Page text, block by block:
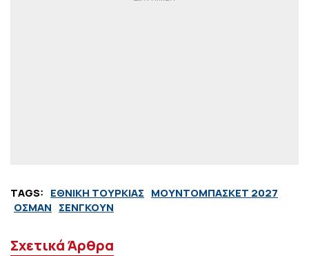
TAGS: ΕΘΝΙΚΗ ΤΟΥΡΚΙΑΣ ΜΟΥΝΤΟΜΠΑΣΚΕΤ 2027
ΟΣΜΑΝ ΣΕΝΓΚΟΥΝ
Σχετικά Άρθρα